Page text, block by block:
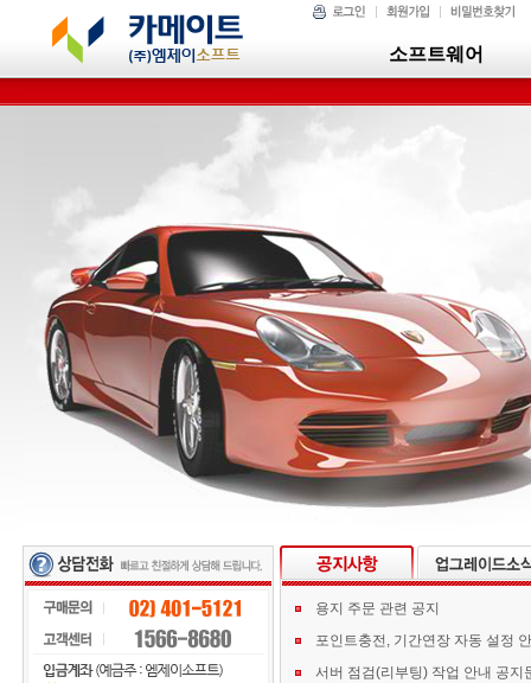
소프트웨어
용지 주문 관련 공지
포인트충전, 기간연장 자동 설정
서버 점검(리부팅) 작업 안내 공지